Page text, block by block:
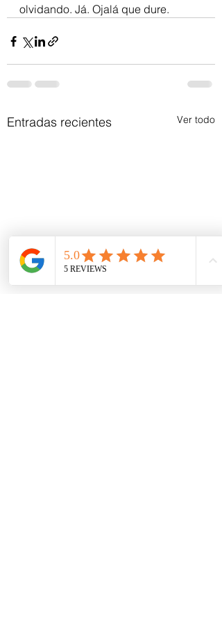
olvidando. Já. Ojalá que dure.
Entradas recientes Ver todo